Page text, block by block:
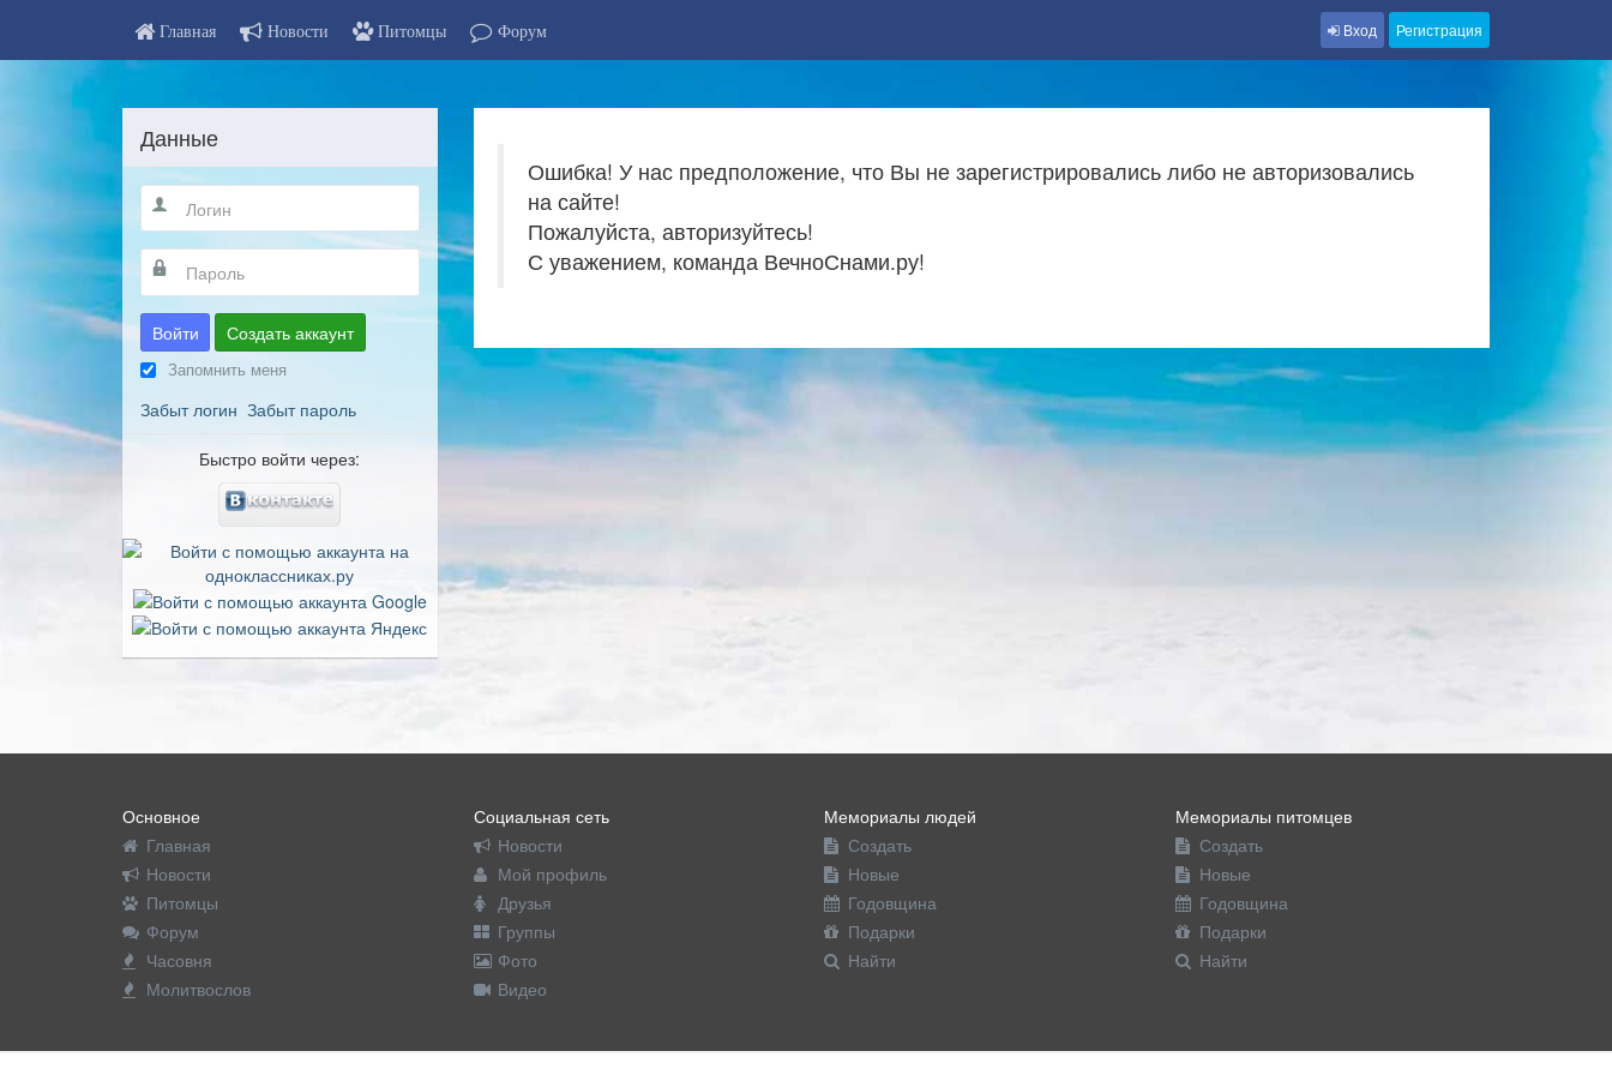
Главная Новости Питомцы Форум Вход Регистрация
Ошибка! У нас предположение, что Вы не зарегистрировались либо не авторизовались
на сайте!
Пожалуйста, авторизуйтесь!
С уважением, команда ВечноСнами.ру!
Данные
Войти Создать аккаунт
Запомнить меня
Забыт логин Забыт пароль
Быстро войти через:
Основное
Главная
Новости
Питомцы
Форум
Часовня
Молитвослов
Социальная сеть
Новости
Мой профиль
Друзья
Группы
Фото
Видео
Мемориалы людей
Создать
Новые
Годовщина
Подарки
Найти
Мемориалы питомцев
Создать
Новые
Годовщина
Подарки
Найти